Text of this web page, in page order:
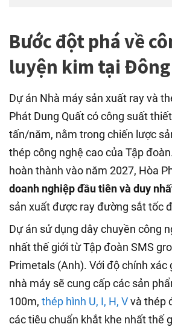
Bước đột phá về
luyện kim tại Đông
Dự án Nhà máy sản xuất ray và
Phát Dung Quất có công suất
tấn/năm, nằm trong chiến lược
thép công nghệ cao của Tập
hoàn thành vào năm 2027, Hòa
doanh nghiệp đầu tiên và duy
sản xuất được ray đường sắt tốc
Dự án sử dụng dây chuyền công
nhất thế giới từ Tập đoàn SMS
Primetals (Anh). Với độ chính xác
nhà máy sẽ cung cấp các sản
100m, thép hình U, I, H, Vvà thép
các tiêu chuẩn khắt khe nhất thế